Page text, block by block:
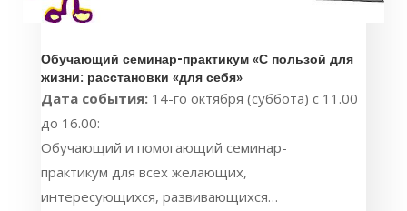
Обучающий семинар-практикум «С пользой для
жизни: расстановки «для себя»
Дата события: 14-го октября (суббота) с 11.00
до 16.00:
Обучающий и помогающий семинар-
практикум для всех желающих,
интересующихся, развивающихся…